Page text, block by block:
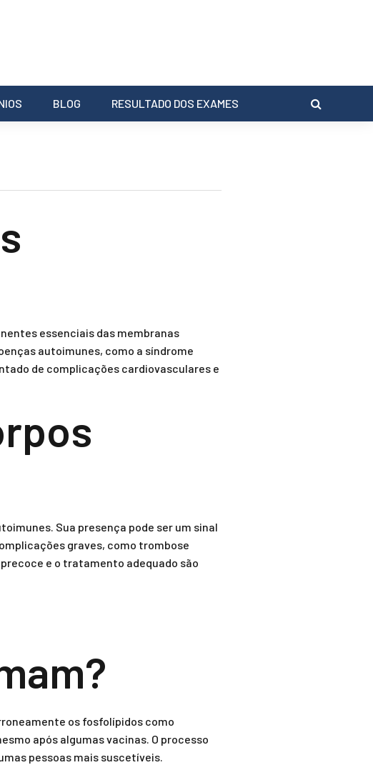
BLOG RESULTADO DOS EXAMES
essenciais das membranas
autoimunes, como a síndrome
de complicações cardiovasculares e
Sua presença pode ser um sinal
graves, como trombose
e o tratamento adequado são
os fosfolípidos como
após algumas vacinas. O processo
pessoas mais suscetíveis.